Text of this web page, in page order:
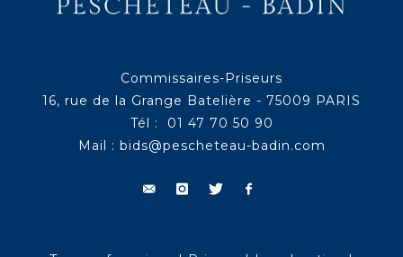
Commissaires-Priseurs
16, rue de la Grange Batelière - 75009 PARIS
Tél : 01 47 70 50 90
Mail : bids@pescheteau-badin.com